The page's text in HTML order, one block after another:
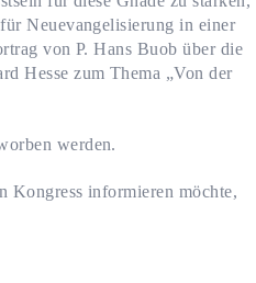
Neuevangelisierung in einer
von P. Hans Buob über die
Hesse zum Thema „Von der
werden.
Kongress informieren möchte,